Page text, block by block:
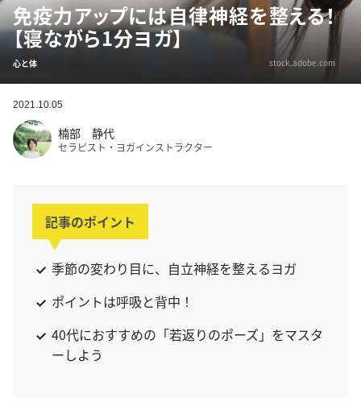
免疫力アップには自律神経を整える！
【寝ながら1分ヨガ】
心と体 stock.adobe.com
2021.10.05
楠部 静代
セラピスト・ヨガインストラクター
記事のポイント
季節の変わり目に、自立神経を整えるヨガ
ポイントは呼吸と背中！
40代におすすめの「若返りのポーズ」をマスタ
ーしよう